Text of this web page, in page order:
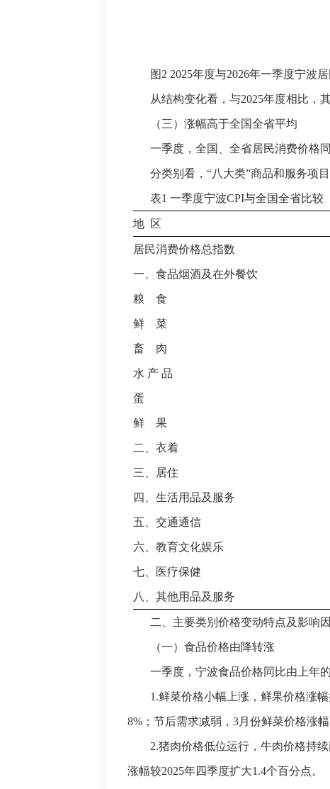
图2 2025年度与2026年一季度宁波
从结构变化看，与2025年度相比，
（三） 涨幅高于全国全省平均
一季度，全国、全省居民消费价格
分类别看，“八大类”商品和服务项
表1 一季度宁波CPI与全国全省比较
地 区
居民消费价格总指数
一、食品烟酒及在外餐饮
粮 食
鲜 菜
畜 肉
水 产 品
蛋
鲜 果
二、衣着
三、居住
四、生活用品及服务
五、交通通信
六、教育文化娱乐
七、医疗保健
八、其他用品及服务
二、主要类别价格变动特点及影响
（一）食品价格由降转涨
一季度，宁波食品价格同比由上年
1.鲜菜价格小幅上涨，鲜果价格涨
8%；节后需求减弱，3月份鲜菜价格涨
2.猪肉价格低位运行，牛肉价格持
涨幅较2025年四季度扩大1.4个百分点。